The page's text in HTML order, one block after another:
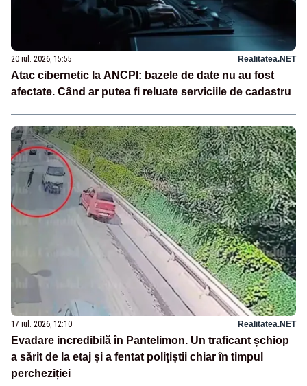
20 iul. 2026, 15:55 Realitatea.NET
Atac cibernetic la ANCPI: bazele de date nu au fost
afectate. Când ar putea fi reluate serviciile de cadastru
17 iul. 2026, 12:10 Realitatea.NET
Evadare incredibilă în Pantelimon. Un traficant șchiop
a sărit de la etaj și a fentat polițiștii chiar în timpul
percheziției